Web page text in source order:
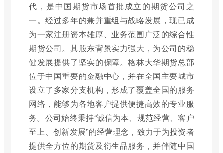
代，是中国期货市场首批成立的期货公司之
一。经过多年的兼并重组与战略发展，现已成
为一家注册资本雄厚、业务范围广泛的综合性
期货公司。其股东背景实力强大，为公司的稳
健发展提供了坚实的保障。格林大华期货总部
位于中国重要的金融中心，并在全国主要城市
设立了多家分支机构，形成了覆盖全国的服务
网络，能够为各地客户提供便捷高效的专业服
务。公司始终秉持“诚信为本、规范经营、客户
至上、创新发展”的经营理念，致力于为投资者
提供全方位的期货及衍生品服务，并伴随中国